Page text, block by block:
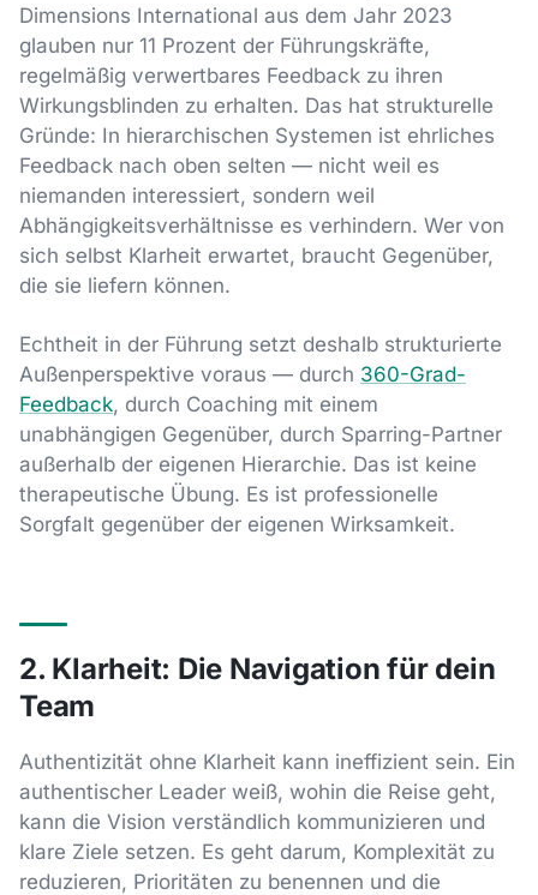
Dimensions International aus dem Jahr 2023
glauben nur 11 Prozent der Führungskräfte,
regelmäßig verwertbares Feedback zu ihren
Wirkungsblinden zu erhalten. Das hat strukturelle
Gründe: In hierarchischen Systemen ist ehrliches
Feedback nach oben selten — nicht weil es
niemanden interessiert, sondern weil
Abhängigkeitsverhältnisse es verhindern. Wer von
sich selbst Klarheit erwartet, braucht Gegenüber,
die sie liefern können.
Echtheit in der Führung setzt deshalb strukturierte
Außenperspektive voraus — durch 360-Grad-
Feedback, durch Coaching mit einem
unabhängigen Gegenüber, durch Sparring-Partner
außerhalb der eigenen Hierarchie. Das ist keine
therapeutische Übung. Es ist professionelle
Sorgfalt gegenüber der eigenen Wirksamkeit.
2. Klarheit: Die Navigation für dein
Team
Authentizität ohne Klarheit kann ineffizient sein. Ein
authentischer Leader weiß, wohin die Reise geht,
kann die Vision verständlich kommunizieren und
klare Ziele setzen. Es geht darum, Komplexität zu
reduzieren, Prioritäten zu benennen und die